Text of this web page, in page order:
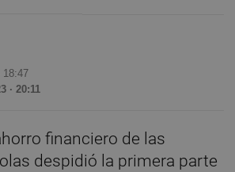
18:47
· 20:11
financiero de las
despidió la primera parte